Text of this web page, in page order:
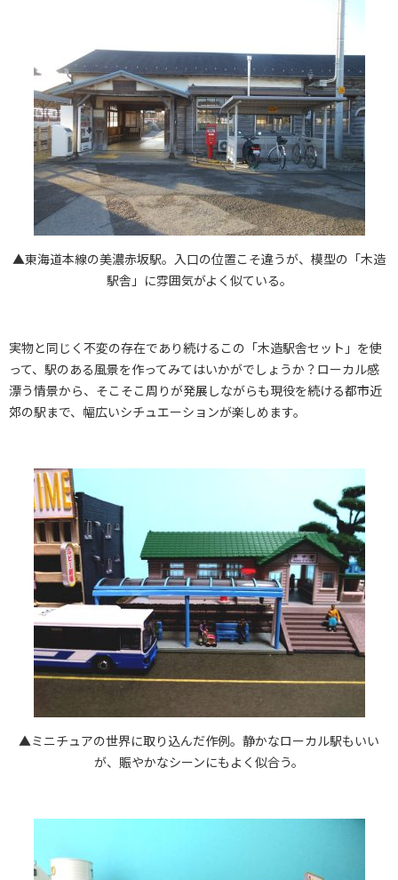
▲東海道本線の美濃赤坂駅。入口の位置こそ違うが、模型の「木造
駅舎」に雰囲気がよく似ている。
実物と同じく不変の存在であり続けるこの「木造駅舎セット」を使
って、駅のある風景を作ってみてはいかがでしょうか？ローカル感
漂う情景から、そこそこ周りが発展しながらも現役を続ける都市近
郊の駅まで、幅広いシチュエーションが楽しめます。
▲ミニチュアの世界に取り込んだ作例。静かなローカル駅もいい
が、賑やかなシーンにもよく似合う。